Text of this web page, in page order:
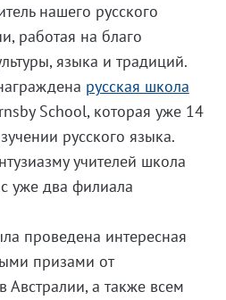
нашего русского
работая на благо
языка и традиций.
русская школа
School, которая уже 14
русского языка.
учителей школа
уже два филиала
проведена интересная
призами от
Австралии, а также всем